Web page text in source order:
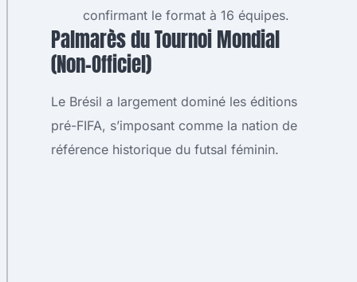
confirmant le format à 16 équipes.
Palmarès du Tournoi Mondial
(Non-Officiel)
Le Brésil a largement dominé les éditions
pré-FIFA, s’imposant comme la nation de
référence historique du futsal féminin.